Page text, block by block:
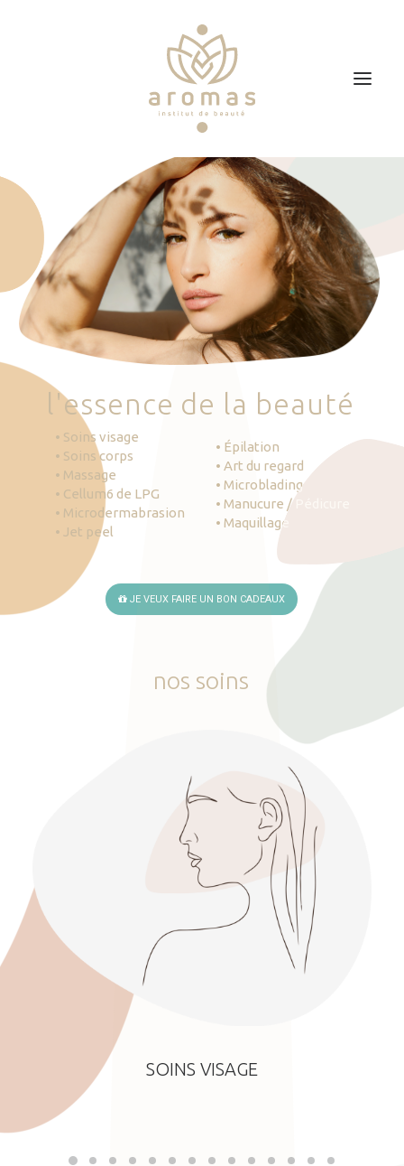
Soins
Je veux faire un bon cadeau
Plan d’accès
Prendre RDV
'essence de la beauté
• Soins visage
• Soins corps
• Massage
• Cellum6 de LPG
• Microdermabrasion
• Jet peel
• Épilation
• Art du regard
• Microblading
• Manucure / Pédicure
• Maquillage
JE VEUX FAIRE UN BON CADEAUX
nos soins
SOINS VISAGE